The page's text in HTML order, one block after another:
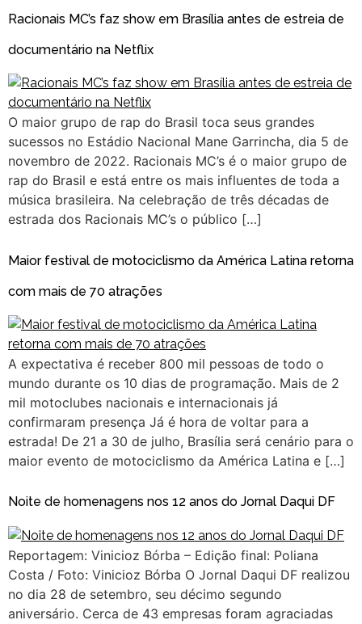
Racionais MC’s faz show em Brasília antes de estreia de
documentário na Netflix
O maior grupo de rap do Brasil toca seus grandes
sucessos no Estádio Nacional Mane Garrincha, dia 5 de
novembro de 2022. Racionais MC’s é o maior grupo de
rap do Brasil e está entre os mais influentes de toda a
música brasileira. Na celebração de três décadas de
estrada dos Racionais MC’s o público […]
Maior festival de motociclismo da América Latina retorna
com mais de 70 atrações
A expectativa é receber 800 mil pessoas de todo o
mundo durante os 10 dias de programação. Mais de 2
mil motoclubes nacionais e internacionais já
confirmaram presença Já é hora de voltar para a
estrada! De 21 a 30 de julho, Brasília será cenário para o
maior evento de motociclismo da América Latina e […]
Noite de homenagens nos 12 anos do Jornal Daqui DF
Reportagem: Vinicioz Bórba – Edição final: Poliana
Costa / Foto: Vinicioz Bórba O Jornal Daqui DF realizou
no dia 28 de setembro, seu décimo segundo
aniversário. Cerca de 43 empresas foram agraciadas